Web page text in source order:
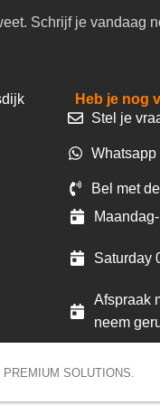
Schrijf je vandaag
Heb je nog
Stel je
Bel met
Saturday
Afspraak
neem
PREMIUM SOLUTIONS.